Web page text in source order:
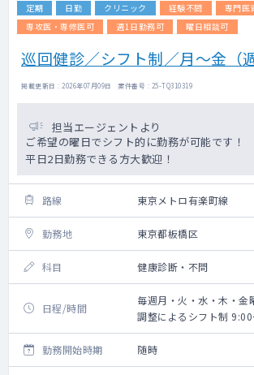
定期 日勤 クリニック 経験不問
専門医
専攻医・専修医可
週1日勤務可 曜日相談可
巡回健診／シフト制／月～金（
掲載更新日 : 2026年07月09日 案件番号 : 25-TQ310319
担当エージェントより
ご希望の曜日でシフト的に勤務が可能です！
平日2日勤務できる方大歓迎！
路線 東京メトロ有楽町線
勤務地 東京都板橋区
科目 健康診断・不問
日程/時間
毎週月・火・水・木・
調整によるシフト制
勤務開始時期 随時